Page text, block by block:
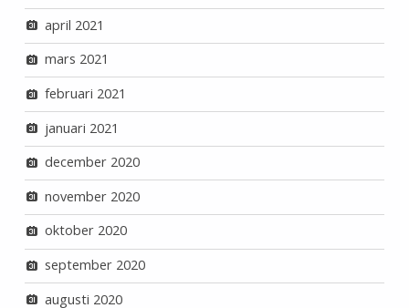
april 2021
mars 2021
februari 2021
januari 2021
december 2020
november 2020
oktober 2020
september 2020
augusti 2020